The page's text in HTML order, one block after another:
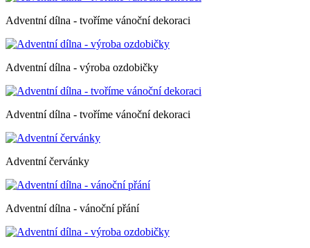
Adventní dílna - tvoříme vánoční dekoraci
Adventní dílna - výroba ozdobičky
Adventní dílna - tvoříme vánoční dekoraci
Adventní červánky
Adventní dílna - vánoční přání